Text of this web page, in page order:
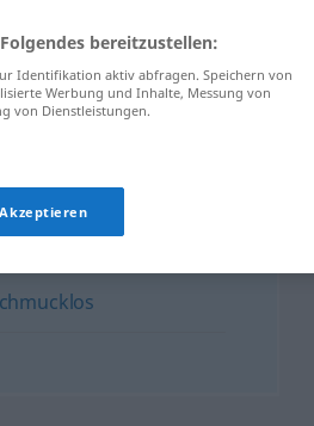
etc
bereitzustellen:
Identifikation aktiv abfragen. Speichern von
Werbung und Inhalte, Messung von
von Dienstleistungen.
Akzeptieren